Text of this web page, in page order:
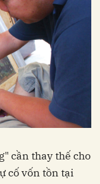
cần thay thế cho
cố vốn tồn tại